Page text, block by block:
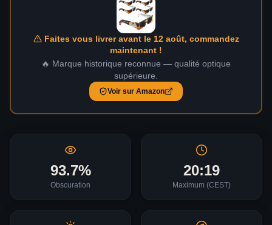
Faites vous livrer avant le 12 août, commandez
maintenant !
🔥 Marque historique reconnue — qualité optique
supérieure.
Voir sur Amazon
93.7%
Obscuration
20:19
Maximum (CEST)